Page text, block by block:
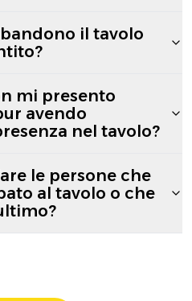
il tavolo
mi presento
avendo
nel tavolo?
le persone che
al tavolo o che